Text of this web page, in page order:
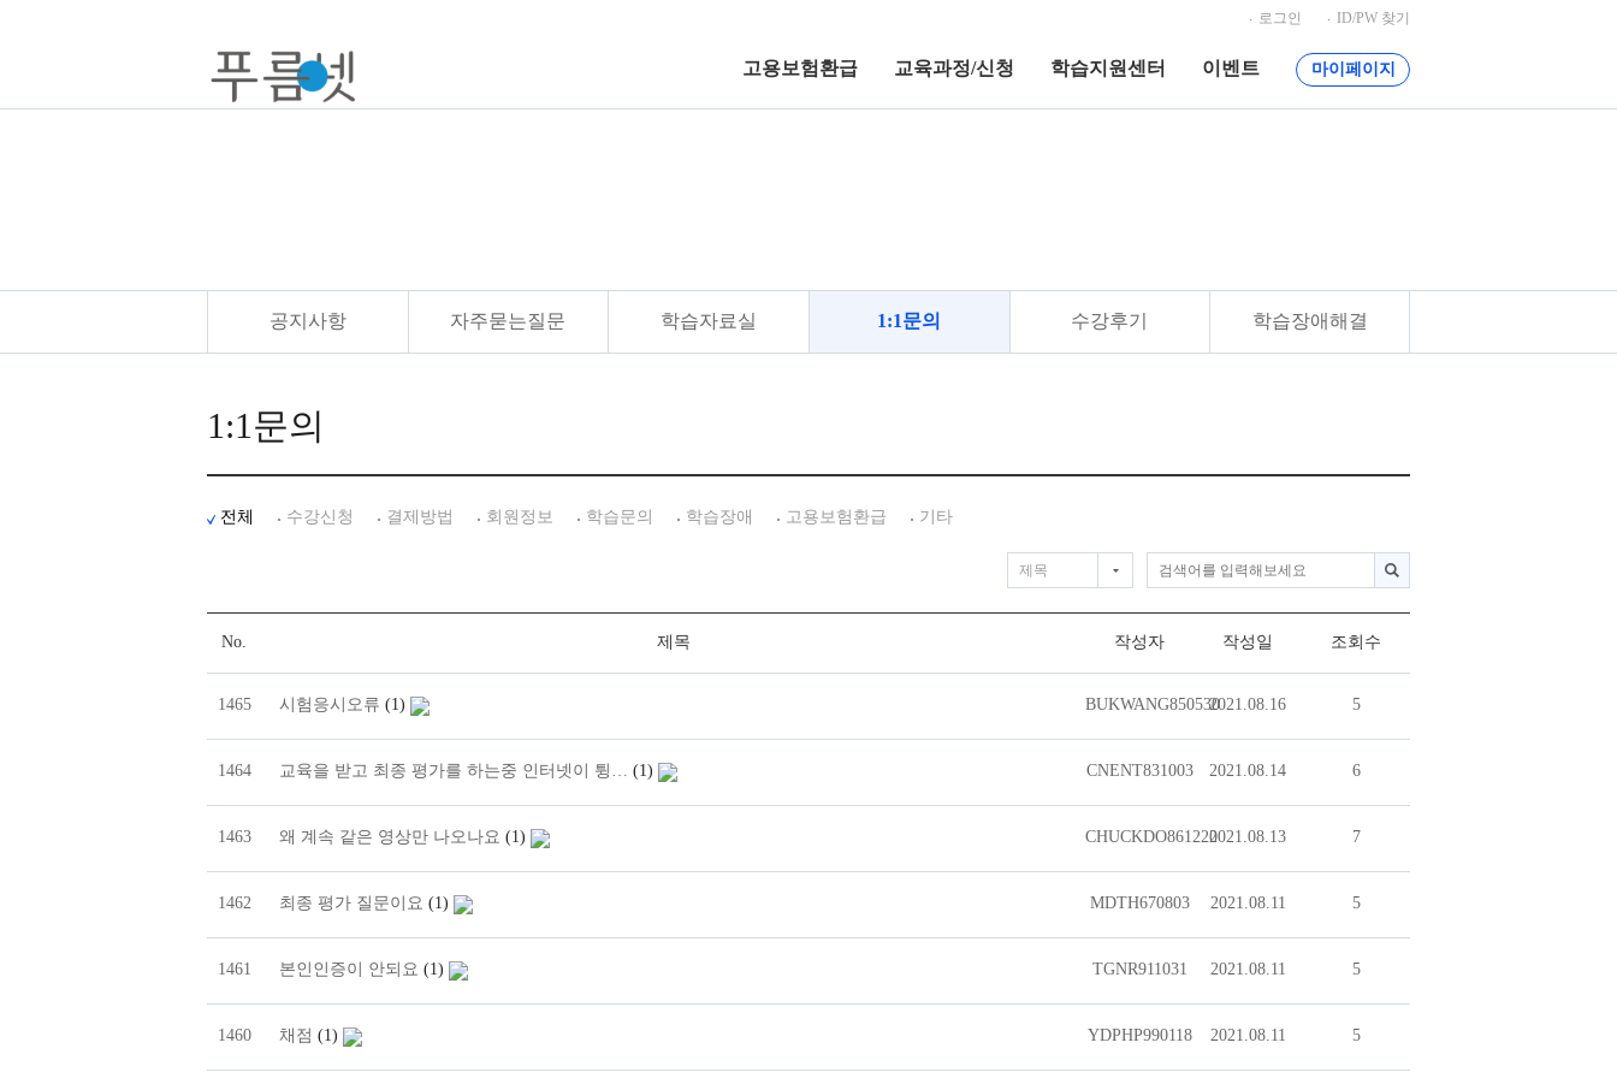
로그인 ID/PW 찾기
고용보험환급 교육과정/신청 학습지원센터 이벤트 마이페이지
공지사항 자주묻는질문 학습자료실 1:1문의 수강후기 학습장애해결
1:1문의
전체 수강신청 결제방법 회원정보 학습문의 학습장애 고용보험환급 기타
No. 제목 작성자 작성일 조회수
1465 시험응시오류 (1) BUKWANG8505302021.08.16 5
1464 교육을 받고 최종 평가를 하는중 인터넷이 튕… (1) CNENT831003 2021.08.14 6
1463 왜 계속 같은 영상만 나오나요 (1) CHUCKDO8612202021.08.13 7
1462 최종 평가 질문이요 (1) MDTH670803 2021.08.11 5
1461 본인인증이 안되요 (1) TGNR911031 2021.08.11 5
1460 채점 (1) YDPHP990118 2021.08.11 5